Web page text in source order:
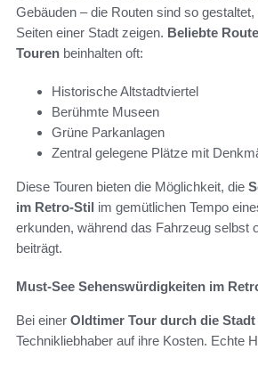
Gebäuden – die Routen sind so
Seiten einer Stadt zeigen. Beliebte
Touren beinhalten oft:
Historische Altstadtviertel
Berühmte Museen
Grüne Parkanlagen
Zentral gelegene Plätze mit
Diese Touren bieten die Möglichkeit, die
im Retro-Stil im gemütlichen Tempo
erkunden, während das Fahrzeug selbst
beiträgt.
Must-See Sehenswürdigkeiten im
Bei einer Oldtimer Tour durch die Stadt
Technikliebhaber auf ihre Kosten. Echte